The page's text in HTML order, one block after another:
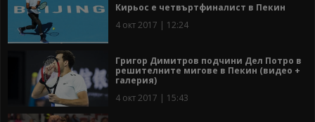
Кирьос е четвъртфиналист в Пекин
4 окт 2017 | 12:24
Григор Димитров подчини Дел Потро в
решителните мигове в Пекин (видео +
галерия)
4 окт 2017 | 15:43